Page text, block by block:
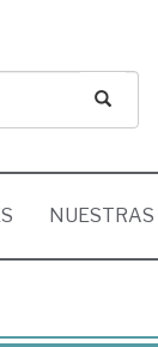
NUESTRAS